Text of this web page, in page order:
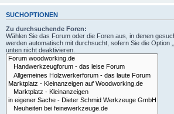
SUCHOPTIONEN
Zu durchsuchende Foren:
Wählen Sie das Forum oder die Foren aus, in denen
werden automatisch mit durchsucht, sofern Sie die Option
unten nicht deaktivieren.